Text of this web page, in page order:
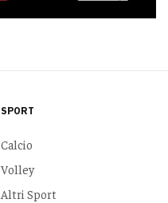
SPORT
Calcio
Volley
Altri Sport